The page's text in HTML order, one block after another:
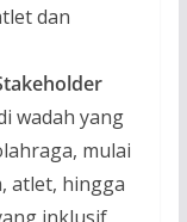
dan
wadah yang
mulai
atlet, hingga